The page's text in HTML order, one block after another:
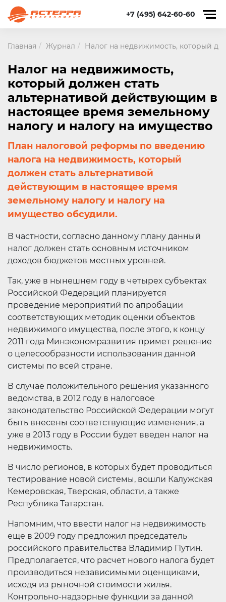
+7 (495) 642-60-60
Главная Журнал Налог на недвижимость, который
Налог на недвижимость,
который должен стать
альтернативой действующим в
настоящее время земельному
налогу и налогу на имущество
План налоговой реформы по введению
налога на недвижимость, который
должен стать альтернативой
действующим в настоящее время
земельному налогу и налогу на
имущество обсудили.
В частности, согласно данному плану данный
налог должен стать основным источником
доходов бюджетов местных уровней.
Так, уже в нынешнем году в четырех субъектах
Российской Федераций планируется
проведение мероприятий по апробации
соответствующих методик оценки объектов
недвижимого имущества, после этого, к концу
2011 года Минэкономразвития примет решение
о целесообразности использования данной
системы по всей стране.
В случае положительного решения указанного
ведомства, в 2012 году в налоговое
законодательство Российской Федерации могут
быть внесены соответствующие изменения, а
уже в 2013 году в России будет введен налог на
недвижимость.
В число регионов, в которых будет проводиться
тестирование новой системы, вошли Калужская
Кемеровская, Тверская, области, а также
Республика Татарстан.
Напомним, что ввести налог на недвижимость
еще в 2009 году предложил председатель
российского правительства Владимир Путин.
Предполагается, что расчет нового налога будет
производиться независимыми оценщиками,
исходя из рыночной стоимости жилья.
Контрольно-надзорные функции за данной